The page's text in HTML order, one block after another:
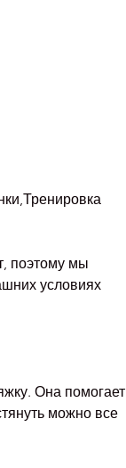
поэтому мы
условиях
Она помогает
можно все